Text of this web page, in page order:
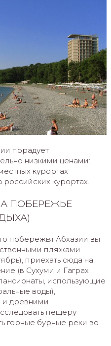
порадует
низкими ценами:
курортах
курортах.
ПОБЕРЕЖЬЕ
побережья Абхазии вы
пляжами
приехать сюда на
(в Сухуми и Гаграх
использующие
воды),
и древними
пещеру
горные бурные реки во